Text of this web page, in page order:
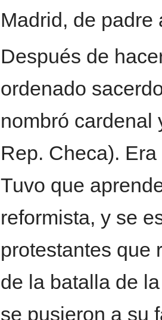
Madrid, de padre
Después de
ordenado
nombró cardenal
Rep. Checa).
Tuvo que
reformista, y se
protestantes que
de la batalla de
se pusieron a su